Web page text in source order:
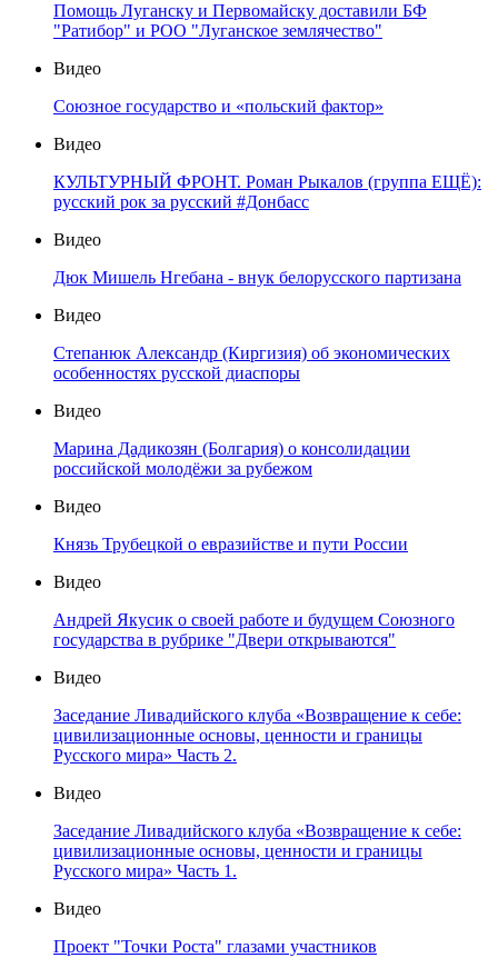
Помощь Луганску и Первомайску доставили БФ
"Ратибор" и РОО "Луганское землячество"
Видео
Союзное государство и «польский фактор»
Видео
КУЛЬТУРНЫЙ ФРОНТ. Роман Рыкалов (группа ЕЩЁ):
русский рок за русский #Донбасс
Видео
Дюк Мишель Нгебана - внук белорусского партизана
Видео
Степанюк Александр (Киргизия) об экономических
особенностях русской диаспоры
Видео
Марина Дадикозян (Болгария) о консолидации
российской молодёжи за рубежом
Видео
Князь Трубецкой о евразийстве и пути России
Видео
Андрей Якусик о своей работе и будущем Союзного
государства в рубрике "Двери открываются"
Видео
Заседание Ливадийского клуба «Возвращение к себе:
цивилизационные основы, ценности и границы
Русского мира» Часть 2.
Видео
Заседание Ливадийского клуба «Возвращение к себе:
цивилизационные основы, ценности и границы
Русского мира» Часть 1.
Видео
Проект "Точки Роста" глазами участников